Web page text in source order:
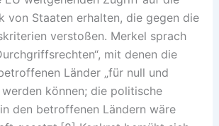
von Staaten erhalten, die gegen die
verstoßen. Merkel sprach
mit denen die
Länder „für null und
können; die politische
den betroffenen Ländern wäre